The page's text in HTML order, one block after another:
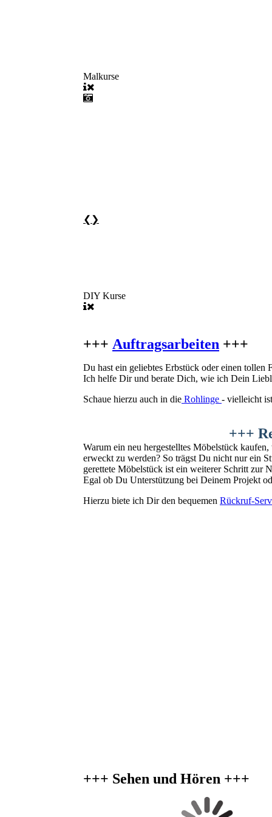
Malkurse
❮ ❯
DIY Kurse
+++ Auftragsarbeiten +++
Du hast ein geliebtes Erbstück oder einen tollen
Ich helfe Dir und berate Dich, wie ich Dein
Schaue hierzu auch in die Rohlinge - vielleicht
+++
Warum ein neu hergestelltes Möbelstück
erweckt zu werden? So trägst Du nicht nur ein
gerettete Möbelstück ist ein weiterer Schritt zur
Egal ob Du Unterstützung bei Deinem Projekt
Hierzu biete ich Dir den bequemen Rückruf-
+++ Sehen und Hören +++